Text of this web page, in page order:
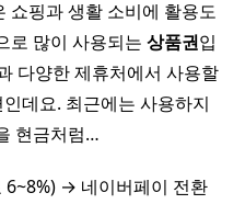
쇼핑과 생활 소비에 활용도
로 많이 사용되는 상품권입
다양한 제휴처에서 사용할
데요. 최근에는 사용하지
현금처럼…
→ 네이버페이 전환